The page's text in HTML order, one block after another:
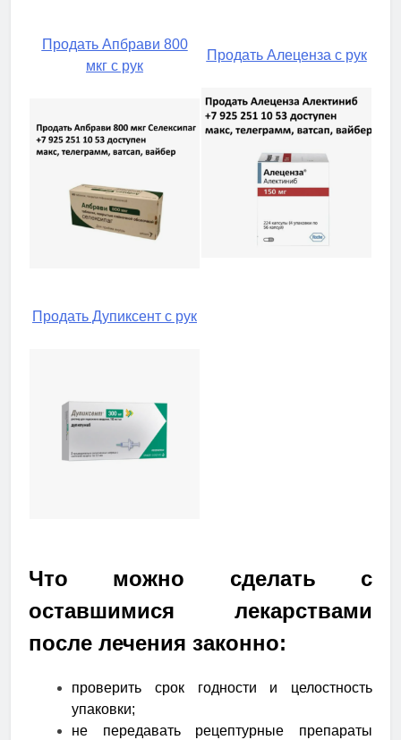
Продать Апбрави 800
мкг с рук
Продать Алеценза с рук
Продать Дупиксент с рук
Что можно сделать с
оставшимися лекарствами
после лечения законно:
проверить срок годности и целостность
упаковки;
не передавать рецептурные препараты